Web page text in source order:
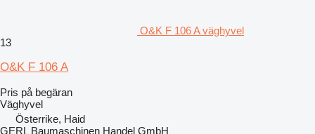
O&K F 106 A väghyvel
13
O&K F 106 A
Pris på begäran
Väghyvel
Österrike, Haid
GERL Baumaschinen Handel GmbH